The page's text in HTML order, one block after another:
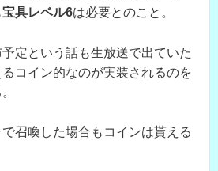
宝具レベル6は必要とのこと。
定という話も生放送で出ていた
コイン的なのが実装されるのを
召喚した場合もコインは貰える